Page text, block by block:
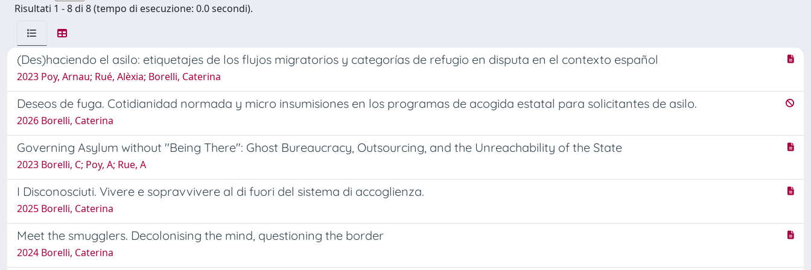
Risultati 1 - 8 di 8 (tempo di esecuzione: 0.0 secondi).
(Des)haciendo el asilo: etiquetajes de los flujos migratorios y categorías de refugio en disputa en el contexto español
2023 Poy, Arnau; Rué, Alèxia; Borelli, Caterina
Deseos de fuga. Cotidianidad normada y micro insumisiones en los programas de acogida estatal para solicitantes de asilo.
2026 Borelli, Caterina
Governing Asylum without ''Being There": Ghost Bureaucracy, Outsourcing, and the Unreachability of the State
2023 Borelli, C; Poy, A; Rue, A
I Disconosciuti. Vivere e sopravvivere al di fuori del sistema di accoglienza.
2025 Borelli, Caterina
Meet the smugglers. Decolonising the mind, questioning the border
2024 Borelli, Caterina